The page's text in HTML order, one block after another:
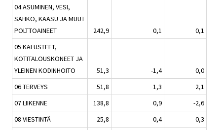
04 ASUMINEN, VESI,
SÄHKÖ, KAASU JA MUUT
POLTTOAINEET
242,9 0,1
0,1
05 KALUSTEET,
KOTITALOUSKONEET JA
YLEINEN KODINHOITO
51,3 -1,4
0,0
06 TERVEYS
51,8 1,3
2,1
07 LIIKENNE
138,8 0,9
-2,6
08 VIESTINTÄ
25,8 0,4
0,3